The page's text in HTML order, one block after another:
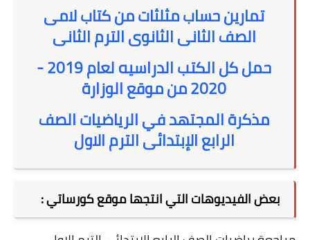
تمارين حساب مثلثات من كتاب لامى
الصف الثانى الثانوى الترم الثانى
حمل كل الكتب الدراسيه لعام 2019 -
2020 من موقع الوزارة
مذكرة المجتهد في الرياضيات الصف
الرابع الإبتدائى الترم الاول
بعض الفيديوهات التي انتجها موقع كورساتي :